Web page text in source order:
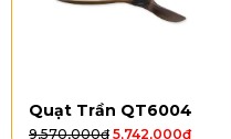
Quạt Trần QT6004
9,570,000₫ 5,742,000₫